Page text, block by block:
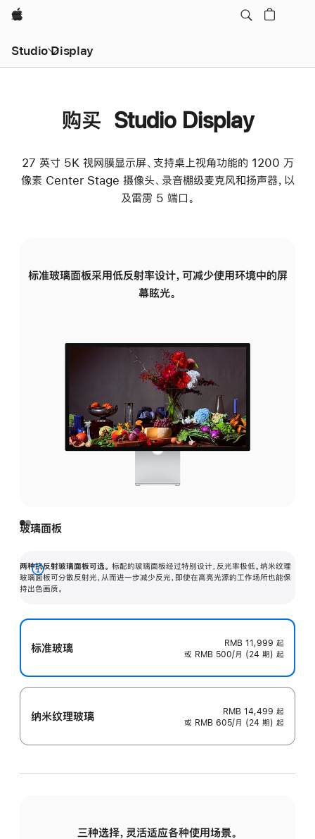
Apple
Studio Display
购买 Studio Display
27 英寸 5K 视网膜显示屏、支持桌上视角功能的 1200 万
像素 Center Stage 摄像头、录音棚级麦克风和扬声器，以
及雷雳 5 端口。
标准玻璃面板采用低反射率设计，可减少使用环境中的屏
幕眩光。
玻璃面板
两种抗反射玻璃面板可选。 标配的玻璃面板经过特别设计，反光率极低。纳米纹理
玻璃面板可分散反射光，从而进一步减少反光，即使在高亮光源的工作场所也能保
持出色画质。
展
开
标准玻璃 RMB 11,999 起
或 RMB 500/月 (24 期) 起
纳米纹理玻璃 RMB 14,499 起
或 RMB 605/月 (24 期) 起
三种选择，灵活适应各种使用场景。